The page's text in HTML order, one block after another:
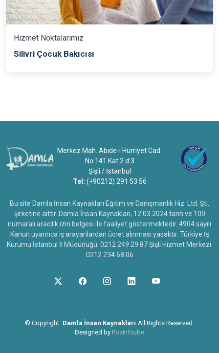
Hizmet Noktalarımız
Silivri Çocuk Bakıcısı
Merkez Mah. Abide-i Hürriyet Cad.
No:141 Kat:2 d:3
Şişli / İstanbul
Tel: (+90212) 291 53 56
Bu site Damla İnsan Kaynakları Eğitim ve Danışmanlık Hiz. Ltd. Şti.
şirketine aittir. Damla İnsan Kaynakları, 12.03.2024 tarih ve 100
numaralı aracılık izin belgesi ile faaliyet göstermektedir. 4904 sayılı
Kanun uyarınca iş arayanlardan ücret alınması yasaktır. Türkiye İş
Kurumu İstanbul İl Müdürlüğü: 0212 249 29 87 Şişli Hizmet Merkezi:
0212 234 68 06
© Copyright Damla İnsan Kaynakları All Rights Reserved.
Designed by Pozitifcube